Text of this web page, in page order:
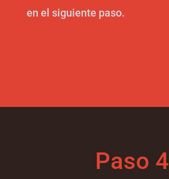
en el siguiente paso.
Paso 4